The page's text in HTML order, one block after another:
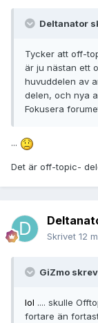
Deltanator
Tycker att off-
är ju nästan ett
huvuddelen av
delen, och nya
Fokusera
...
Det är off-topic-
Skrivet 12
GiZmo
lol .... skulle
fortare än